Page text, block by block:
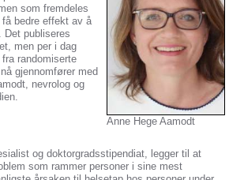
Anne Hege Aamodt
som fremdeles
bedre effekt av å
Det publiseres
men per i dag
randomiserte
gjennomfører med
nevrolog og
og doktorgradsstipendiat, legger til at
som rammer personer i sine mest